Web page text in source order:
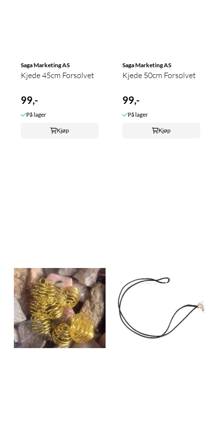
Saga Marketing AS
Kjede 45cm Forsølvet
99,-
På lager
Kjøp
Saga Marketing AS
Kjede 50cm Forsølvet
99,-
På lager
Kjøp